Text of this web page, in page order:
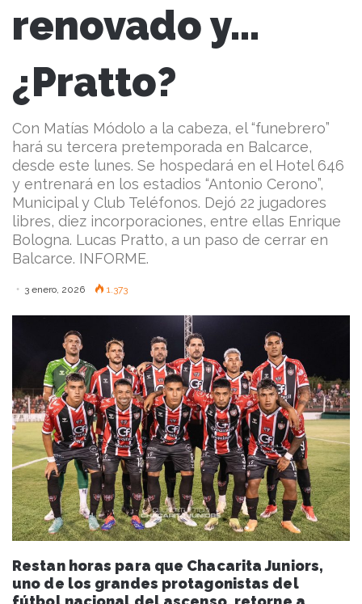
renovado y…
¿Pratto?
Con Matías Módolo a la cabeza, el “funebrero”
hará su tercera pretemporada en Balcarce,
desde este lunes. Se hospedará en el Hotel 646
y entrenará en los estadios “Antonio Cerono”,
Municipal y Club Teléfonos. Dejó 22 jugadores
libres, diez incorporaciones, entre ellas Enrique
Bologna. Lucas Pratto, a un paso de cerrar en
Balcarce. INFORME.
3 enero, 2026 1.373
Restan horas para que Chacarita Juniors,
uno de los grandes protagonistas del